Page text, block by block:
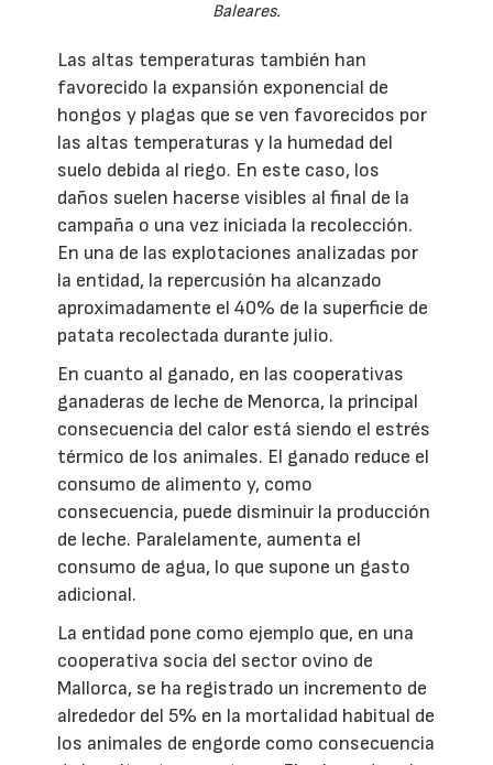
Baleares.
Las altas temperaturas también han
favorecido la expansión exponencial de
hongos y plagas que se ven favorecidos por
las altas temperaturas y la humedad del
suelo debida al riego. En este caso, los
daños suelen hacerse visibles al final de la
campaña o una vez iniciada la recolección.
En una de las explotaciones analizadas por
la entidad, la repercusión ha alcanzado
aproximadamente el 40% de la superficie de
patata recolectada durante julio.
En cuanto al ganado, en las cooperativas
ganaderas de leche de Menorca, la principal
consecuencia del calor está siendo el estrés
térmico de los animales. El ganado reduce el
consumo de alimento y, como
consecuencia, puede disminuir la producción
de leche. Paralelamente, aumenta el
consumo de agua, lo que supone un gasto
adicional.
La entidad pone como ejemplo que, en una
cooperativa socia del sector ovino de
Mallorca, se ha registrado un incremento de
alrededor del 5% en la mortalidad habitual de
los animales de engorde como consecuencia